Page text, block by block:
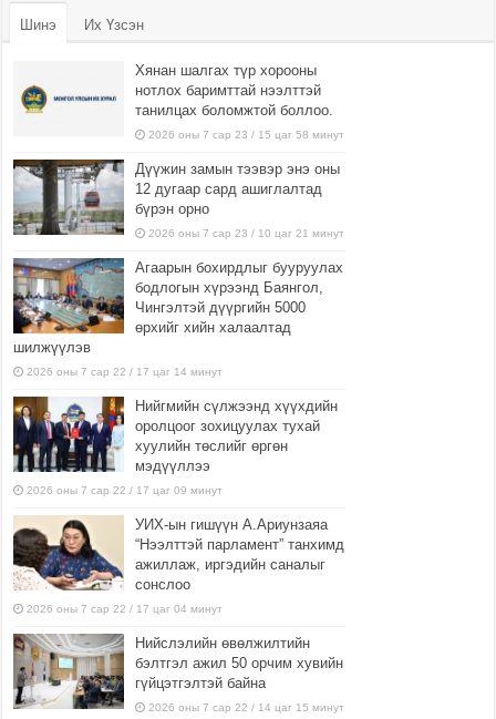
Шинэ Их Үзсэн
Хянан шалгах түр хорооны
нотлох баримттай нээлттэй
танилцах боломжтой боллоо.
2026 оны 7 сар 23 / 15 цаг 58 минут
Дүүжин замын тээвэр энэ оны
12 дугаар сард ашиглалтад
бүрэн орно
2026 оны 7 сар 23 / 10 цаг 21 минут
Агаарын бохирдлыг бууруулах
бодлогын хүрээнд Баянгол,
Чингэлтэй дүүргийн 5000
өрхийг хийн халаалтад
шилжүүлэв
2026 оны 7 сар 22 / 17 цаг 14 минут
Нийгмийн сүлжээнд хүүхдийн
оролцоог зохицуулах тухай
хуулийн төслийг өргөн
мэдүүллээ
2026 оны 7 сар 22 / 17 цаг 09 минут
УИХ-ын гишүүн А.Ариунзаяа
“Нээлттэй парламент” танхимд
ажиллаж, иргэдийн саналыг
сонслоо
2026 оны 7 сар 22 / 17 цаг 04 минут
Нийслэлийн өвөлжилтийн
бэлтгэл ажил 50 орчим хувийн
гүйцэтгэлтэй байна
2026 оны 7 сар 22 / 14 цаг 15 минут